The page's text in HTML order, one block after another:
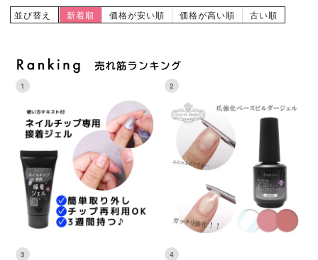
並び替え 新着順 価格が安い順 価格が高い順 古い順
1 2
3 4